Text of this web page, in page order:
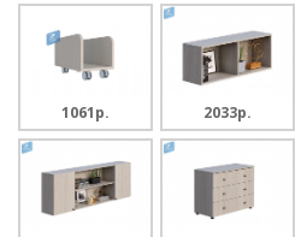
1061p. 2033p.